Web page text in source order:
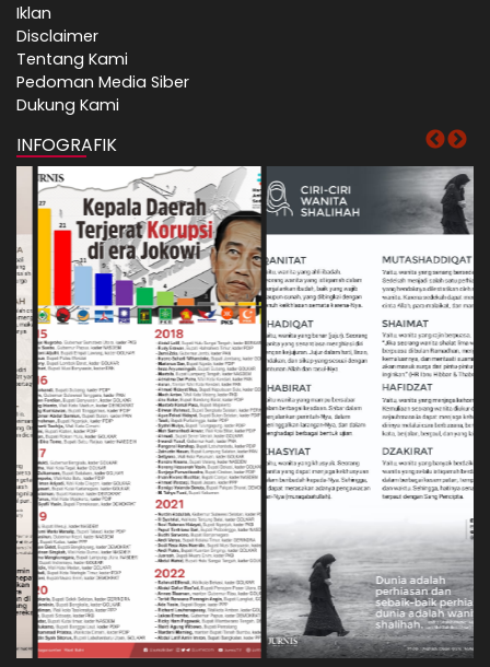
Iklan
Disclaimer
Tentang Kami
Pedoman Media Siber
Dukung Kami
INFOGRAFIK